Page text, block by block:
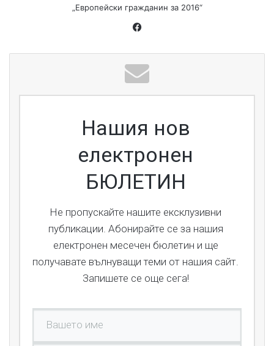
„Европейски гражданин за 2016“
Нашия нов
електронен
БЮЛЕТИН
Не пропускайте нашите ексклузивни
публикации. Абонирайте се за нашия
електронен месечен бюлетин и ще
получавате вълнуващи теми от нашия сайт.
Запишете се още сега!